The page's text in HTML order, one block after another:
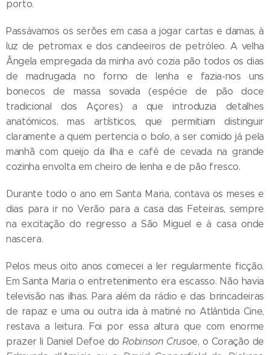
porto.
Passávamos os serões em casa a jogar cartas e damas, à
luz de petromax e dos candeeiros de petróleo. A velha
Ângela empregada da minha avó cozia pão todos os dias
de madrugada no forno de lenha e fazia-nos uns
bonecos de massa sovada (espécie de pão doce
tradicional dos Açores) a que introduzia detalhes
anatómicos, mas artísticos, que permitiam distinguir
claramente a quem pertencia o bolo, a ser comido já pela
manhã com queijo da ilha e café de cevada na grande
cozinha envolta em cheiro de lenha e de pão fresco.
Durante todo o ano em Santa Maria, contava os meses e
dias para ir no Verão para a casa das Feteiras, sempre
na excitação do regresso a São Miguel e à casa onde
nascera.
Pelos meus oito anos comecei a ler regularmente ficção.
Em Santa Maria o entretenimento era escasso. Não havia
televisão nas ilhas. Para além da rádio e das brincadeiras
de rapaz e uma ou outra ida à matiné no Atlântida Cine,
restava a leitura. Foi por essa altura que com enorme
prazer li Daniel Defoe doRobinson Crusoe, o Coração de